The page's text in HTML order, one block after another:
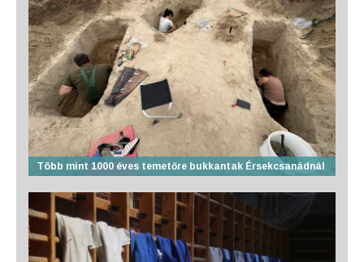
Több mint 1000 éves temetőre bukkantak Érsekcsanádnál